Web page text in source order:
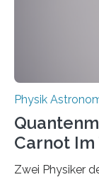
Physik
Carnot
Zwei Physiker